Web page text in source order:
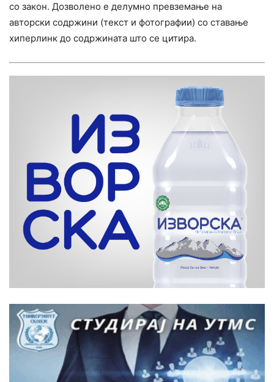
со закон. Дозволено е делумно превземање на
авторски содржини (текст и фотографии) со ставање
хиперлинк до содржината што се цитира.